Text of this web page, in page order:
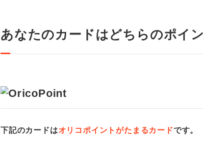
あなたのカードはどちらのポイ
下記のカードはオリコポイントがたまるカードです。